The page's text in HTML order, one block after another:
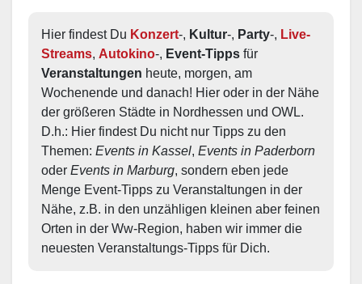
Hier findest Du Konzert-, Kultur-, Party-, Live-
Streams, Autokino-, Event-Tipps
Veranstaltungen heute, morgen, am
Wochenende und danach! Hier oder in der Nähe
der größeren Städte in Nordhessen und OWL.
D.h.: Hier findest Du nicht nur Tipps zu den
Themen: Events in Kassel, Events in Paderborn
oder Events in Marburg, sondern eben jede
Menge Event-Tipps zu Veranstaltungen in der
Nähe, z.B. in den unzähligen kleinen aber feinen
Orten in der Ww-Region, haben wir immer die
neuesten Veranstaltungs-Tipps für Dich.